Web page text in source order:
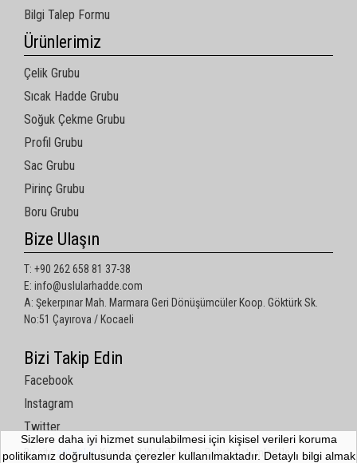
Bilgi Talep Formu
Ürünlerimiz
Çelik Grubu
Sıcak Hadde Grubu
Soğuk Çekme Grubu
Profil Grubu
Sac Grubu
Pirinç Grubu
Boru Grubu
Bize Ulaşın
T: +90 262 658 81 37-38
E: info@uslularhadde.com
A: Şekerpınar Mah. Marmara Geri Dönüşümcüler Koop. Göktürk Sk.
No:51 Çayırova / Kocaeli
Bizi Takip Edin
Facebook
Instagram
Twitter
Bu site ankaplusKurumsal Web Tasarım Paket sistemleri ile
Sizlere daha iyi hizmet sunulabilmesi için kişisel verileri koruma
politikamız doğrultusunda çerezler kullanılmaktadır. Detaylı bilgi almak